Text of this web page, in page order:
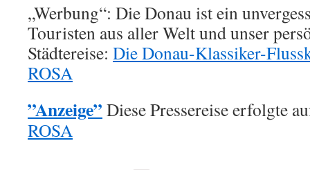
„Werbung“: Die Donau ist ein
Touristen aus aller Welt und unser
Städtereise: Die Donau-Klassiker-
ROSA
”Anzeige” Diese Pressereise erfolgte
ROSA